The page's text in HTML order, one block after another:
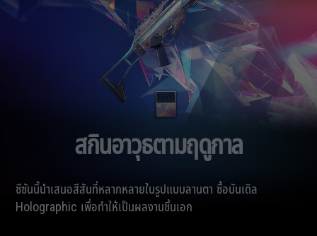
สกินอาวุธตามฤดูกาล
ซีซันนี้นำเสนอสีสันที่หลากหลายในรูปแบบลานตา ซื้อบันเดิล
Holographic เพื่อทำให้เป็นผลงานชิ้นเอก